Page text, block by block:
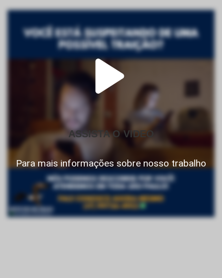
ASSISTA O VIDEO
Para mais informações sobre nosso trabalho